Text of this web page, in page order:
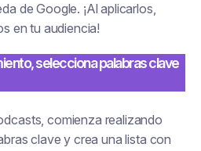
de Google. ¡Al aplicarlos,
en tu audiencia!
selecciona palabras clave
comienza realizando
clave y crea una lista con